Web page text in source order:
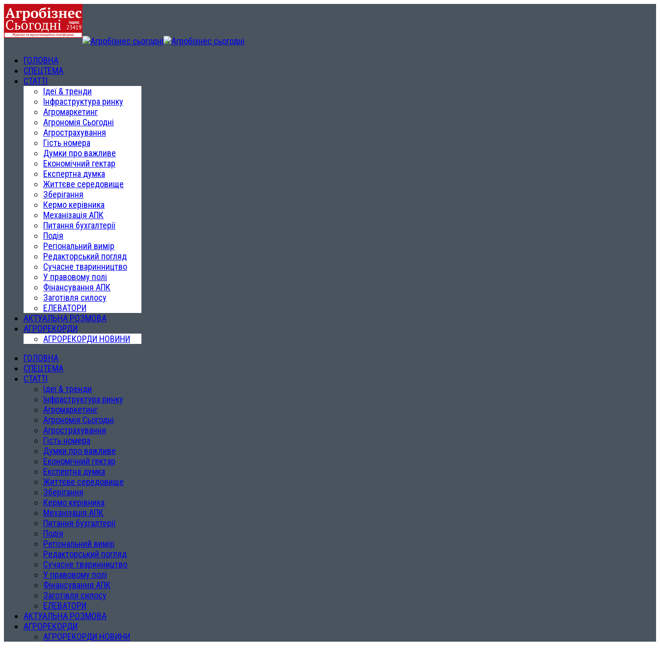
ГОЛОВНА
СПЕЦТЕМА
СТАТТІ
Ідеї & тренди
Інфраструктура ринку
Агромаркетинг
Агрономія Сьогодні
Агрострахування
Гість номера
Думки про важливе
Економічний гектар
Експертна думка
Життєве середовище
Зберігання
Кермо керівника
Механізація АПК
Питання бухгалтерії
Подія
Регіональний вимір
Редакторський погляд
Сучасне тваринництво
У правовому полі
Фінансування АПК
Заготівля силосу
ЕЛЕВАТОРИ
АКТУАЛЬНА РОЗМОВА
АГРОРЕКОРДИ
АГРОРЕКОРДИ НОВИНИ
ГОЛОВНА
СПЕЦТЕМА
СТАТТІ
Ідеї & тренди
Інфраструктура ринку
Агромаркетинг
Агрономія Сьогодні
Агрострахування
Гість номера
Думки про важливе
Економічний гектар
Експертна думка
Життєве середовище
Зберігання
Кермо керівника
Механізація АПК
Питання бухгалтерії
Подія
Регіональний вимір
Редакторський погляд
Сучасне тваринництво
У правовому полі
Фінансування АПК
Заготівля силосу
ЕЛЕВАТОРИ
АКТУАЛЬНА РОЗМОВА
АГРОРЕКОРДИ
АГРОРЕКОРДИ НОВИНИ